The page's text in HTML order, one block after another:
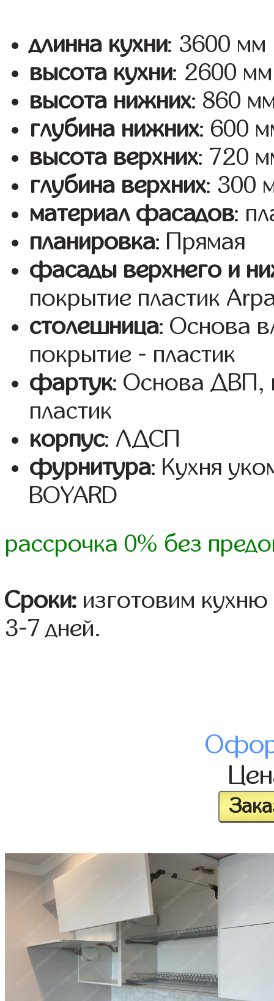
длинна кухни: 3600 мм
высота кухни: 2600 мм
высота нижних: 860
глубина нижних: 600
высота верхних: 720
глубина верхних: 300
материал фасадов:
планировка: Прямая
фасады верхнего и
покрытие пластик
столешница: Основа
покрытие - пластик
фартук: Основа ДВП,
пластик
корпус: ЛДСП
фурнитура: Кухня
BOYARD
рассрочка 0% без
Сроки: изготовим
3-7 дней.